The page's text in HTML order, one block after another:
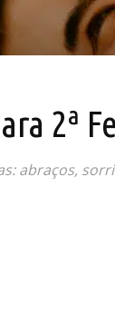
2ª
abraços,